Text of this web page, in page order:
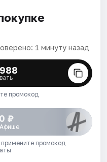
1 минуту назад
промокод
₽
промокод